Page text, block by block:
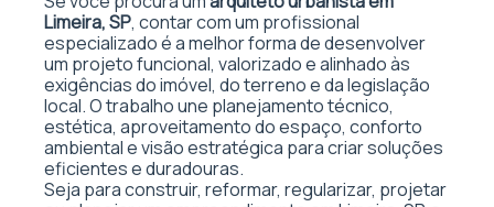
Limeira, SP, contar com um profissional
especializado é a melhor forma de desenvolver
um projeto funcional, valorizado e alinhado às
exigências do imóvel, do terreno e da legislação
local. O trabalho une planejamento técnico,
estética, aproveitamento do espaço, conforto
ambiental e visão estratégica para criar soluções
eficientes e duradouras.
Seja para construir, reformar, regularizar, projetar